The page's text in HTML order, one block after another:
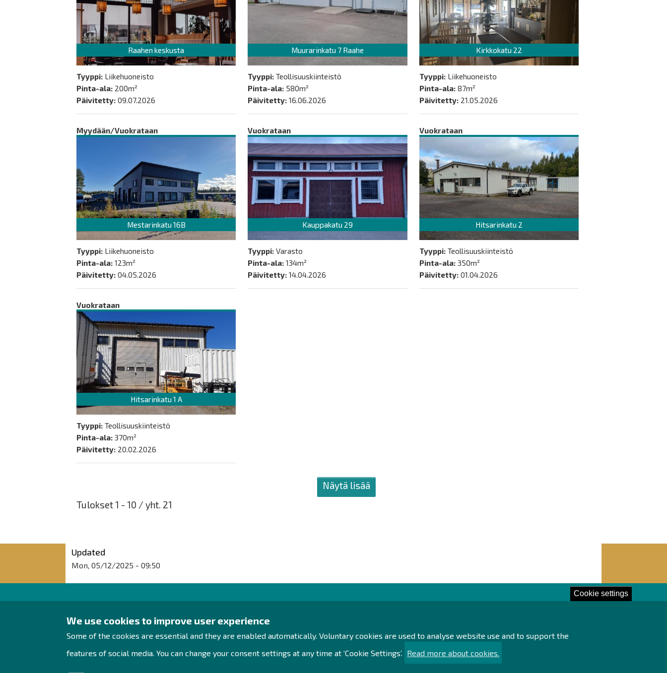
Cookie settings
We use cookies to improve user experience
Some of the cookies are essential and they are enabled automatically. Voluntary cookies are used to analyse website use and to support the
features of social media. You can change your consent settings at any time at ‘Cookie Settings’.
Read more about cookies.
Raahen keskusta
Tyyppi: Liikehuoneisto
Pinta-ala: 200m²
Päivitetty: 09.07.2026
Muurarinkatu 7 Raahe
Tyyppi: Teollisuuskiinteistö
Pinta-ala: 580m²
Päivitetty: 16.06.2026
Kirkkokatu 22
Tyyppi: Liikehuoneisto
Pinta-ala: 87m²
Päivitetty: 21.05.2026
Myydään/Vuokrataan
Mestarinkatu 16B
Tyyppi: Liikehuoneisto
Pinta-ala: 123m²
Päivitetty: 04.05.2026
Vuokrataan
Kauppakatu 29
Tyyppi: Varasto
Pinta-ala: 134m²
Päivitetty: 14.04.2026
Vuokrataan
Hitsarinkatu 2
Tyyppi: Teollisuuskiinteistö
Pinta-ala: 350m²
Päivitetty: 01.04.2026
Vuokrataan
Hitsarinkatu 1 A
Tyyppi: Teollisuuskiinteistö
Pinta-ala: 370m²
Päivitetty: 20.02.2026
Näytä lisää
Tulokset 1 - 10 / yht. 21
Updated
Mon, 05/12/2025 - 09:50
Raahe Region
Development
Rantakatu 5 D 2nd floor
Contact us!
Office
Personnel contact details
Contact page
Processing of personal data
Accessibility statement
Sustainability